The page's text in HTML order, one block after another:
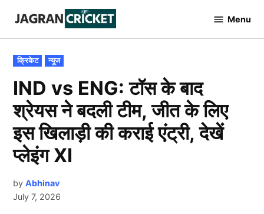
content
Cricket
Menu
POSTED
IN
क्रिकेट न्यूज
IND vs ENG: टॉस के बाद
श्रेयस ने बदली टीम, जीत के लिए
इस खिलाड़ी की कराई एंट्री, देखें
प्लेइंग XI
by Abhinav
July 7, 2026